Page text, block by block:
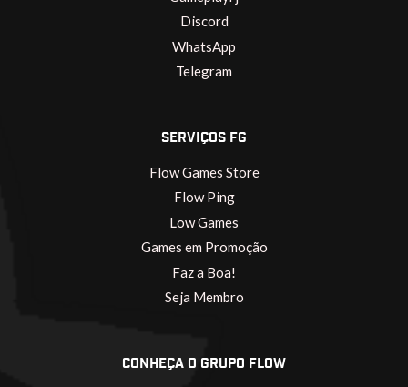
Discord
WhatsApp
Telegram
SERVIÇOS FG
Flow Games Store
Flow Ping
Low Games
Games em Promoção
Faz a Boa!
Seja Membro
CONHEÇA O GRUPO FLOW